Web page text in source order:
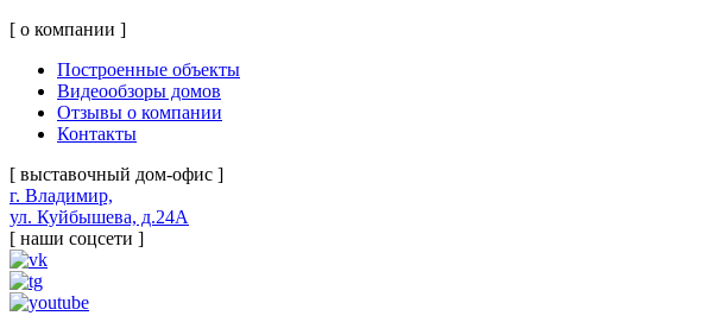
[ о компании ]
Построенные объекты
Видеообзоры домов
Отзывы о компании
Контакты
[ выставочный дом-офис ]
г. Владимир,
ул. Куйбышева, д.24А
[ наши соцсети ]